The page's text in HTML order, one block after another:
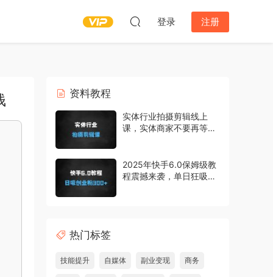
登录 注册
资料教程
实体行业拍摄剪辑线上
课，实体商家不要再等
2025年快手6.0保姆级教
程震撼来袭，单日狂吸
热门标签
技能提升 自媒体 副业变现 商务